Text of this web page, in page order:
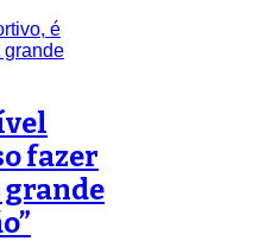
fazer